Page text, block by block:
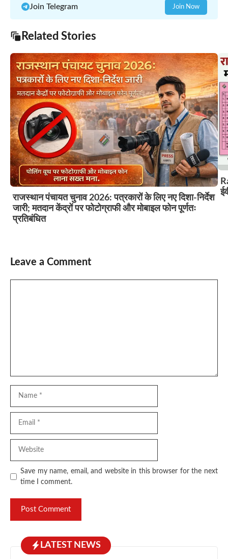
Join Telegram Join Now
Related Stories
राजस्थान पंचायत चुनाव 2026: पत्रकारों के लिए नए दिशा-निर्देश
जारी; मतदान केंद्रों पर फोटोग्राफी और मोबाइल फोन पूर्णतः
प्रतिबंधित
Leave a Comment
Save my name, email, and website in this browser for the next
time I comment.
LATEST NEWS